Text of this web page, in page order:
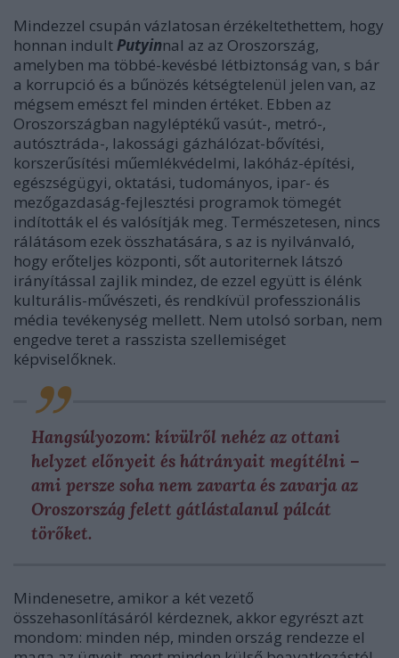
Mindezzel csupán vázlatosan érzékeltethettem, hogy
honnan indultPutyinnal az az Oroszország,
amelyben ma többé-kevésbé létbiztonság van, s bár
a korrupció és a bűnözés kétségtelenül jelen van, az
mégsem emészt fel minden értéket. Ebben az
Oroszországban nagyléptékű vasút-, metró-,
autósztráda-, lakossági gázhálózat-bővítési,
korszerűsítési műemlékvédelmi, lakóház-építési,
egészségügyi, oktatási, tudományos, ipar- és
mezőgazdaság-fejlesztési programok tömegét
indították el és valósítják meg. Természetesen, nincs
rálátásom ezek összhatására, s az is nyilvánvaló,
hogy erőteljes központi, sőt autoriternek látszó
irányítással zajlik mindez, de ezzel együtt is élénk
kulturális-művészeti, és rendkívül professzionális
média tevékenység mellett. Nem utolsó sorban, nem
engedve teret a rasszista szellemiséget
képviselőknek.
Hangsúlyozom: kívülről nehéz az ottani
helyzet előnyeit és hátrányait megítélni –
ami persze soha nem zavarta és zavarja az
Oroszország felett gátlástalanul pálcát
törőket.
Mindenesetre, amikor a két vezető
összehasonlításáról kérdeznek, akkor egyrészt azt
mondom: minden nép, minden ország rendezze el